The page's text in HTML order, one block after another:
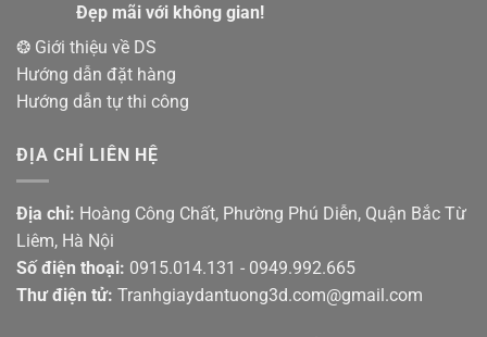
Đẹp mãi với không gian!
❂ Giới thiệu về DS
Hướng dẫn đặt hàng
Hướng dẫn tự thi công
ĐỊA CHỈ LIÊN HỆ
Địa chỉ: Hoàng Công Chất, Phường Phú Diễn, Quận Bắc Từ
Liêm, Hà Nội
Số điện thoại: 0915.014.131 - 0949.992.665
Thư điện tử: Tranhgiaydantuong3d.com@gmail.com